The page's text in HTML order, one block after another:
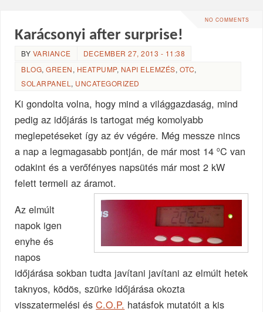
NO COMMENTS
Karácsonyi after surprise!
BY VARIANCE
DECEMBER 27, 2013 - 11:38
BLOG,GREEN, HEATPUMP, NAPI ELEMZÉS, OTC,
SOLARPANEL , UNCATEGORIZED
Ki gondolta volna, hogy mind a világgazdaság, mind
pedig az időjárás is tartogat még komolyabb
meglepetéseket így az év végére. Még messze nincs
a nap a legmagasabb pontján, de már most 14oC van
odakint és a verőfényes napsütés már most 2 kW
felett termeli az áramot.
Az elmúlt
napok igen
enyhe és
napos
időjárása sokban tudta javítani javítani az elmúlt hetek
taknyos, ködös, szürke időjárása okozta
visszatermelési ésC.O.P. hatásfok mutatóit a kis